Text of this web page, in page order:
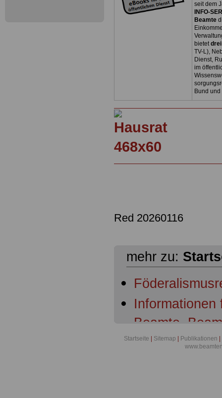
seit dem
INFO-
Beamte
bietet
TV-L),
Dienst,
im
Bund
Red 20260116
mehr zu:
Informationen
Beamte,
Startseite Sitemap Publikationen